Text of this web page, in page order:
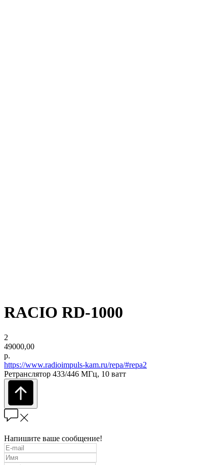
RACIO RD-1000
2
49000,00
р.
https://www.radioimpuls-kam.ru/repa/#repa2
Ретранслятор 433/446 МГц, 10 ватт
Напишите ваше сообщение!